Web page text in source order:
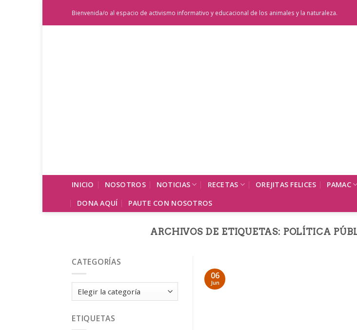
Bienvenida/o al espacio de activismo informativo y educacional de los animales y la naturaleza.
INICIO NOSOTROS NOTICIAS RECETAS OREJITAS FELICES PAMAC
DONA AQUÍ
PAUTE CON NOSOTROS
ARCHIVOS DE ETIQUETAS: POLÍTICA
CATEGORÍAS
Categorías
ETIQUETAS
06
Jun